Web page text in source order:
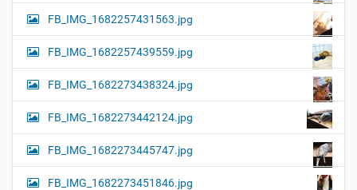
FB_IMG_1682257431563.jpg
FB_IMG_1682257439559.jpg
FB_IMG_1682273438324.jpg
FB_IMG_1682273442124.jpg
FB_IMG_1682273445747.jpg
FB_IMG_1682273451846.jpg